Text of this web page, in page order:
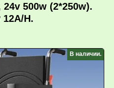
24v 500w (2*250w).
H.
В наличии.